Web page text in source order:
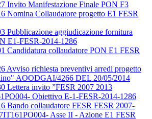
Invito Manifestazione Finale PON F3
Nomina Collaudatore progetto E1 FESR
Pubblicazione aggiudicazione fornitura
E1-FESR-2014-1286
Candidatura collaudatore PON E1 FESR
Avviso richiesta preventivi arredi progetto
AOODGAI/4266 DEL 20/05/2014
Lettera invito ”FESR 2007 2013
Obiettivo E-1-FESR-2014-1286
Bando collaudatore FESR FESR 2007-
Asse II - Azione E1 FESR